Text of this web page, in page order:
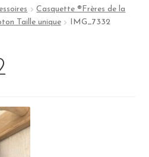
Casquette ®Frères de la
Taille unique
IMG_7332